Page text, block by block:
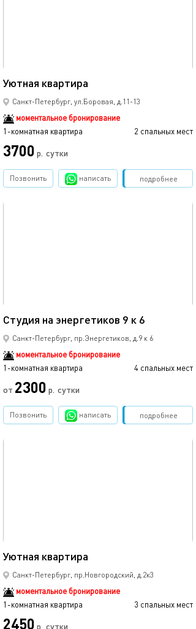
Уютная квартира
Санкт-Петербург, ул.Боровая, д.11-13
моментальное бронирование
1-комнатная квартира
2 спальных мест
3700 р. сутки
подробнее
Позвонить написать Забронировать
Студия на энергетиков 9 к 6
Санкт-Петербург, пр.Энергетиков, д.9 к 6
моментальное бронирование
1-комнатная квартира
4 спальных мест
от 2300 р. сутки
подробнее
Позвонить написать Забронировать
Уютная квартира
Санкт-Петербург, пр.Новгородский, д.2к3
моментальное бронирование
1-комнатная квартира
3 спальных мест
2450 р. сутки